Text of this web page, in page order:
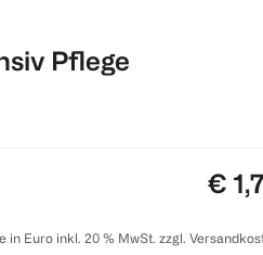
Pflege
€
in Euro inkl. 20 % MwSt. zzgl.